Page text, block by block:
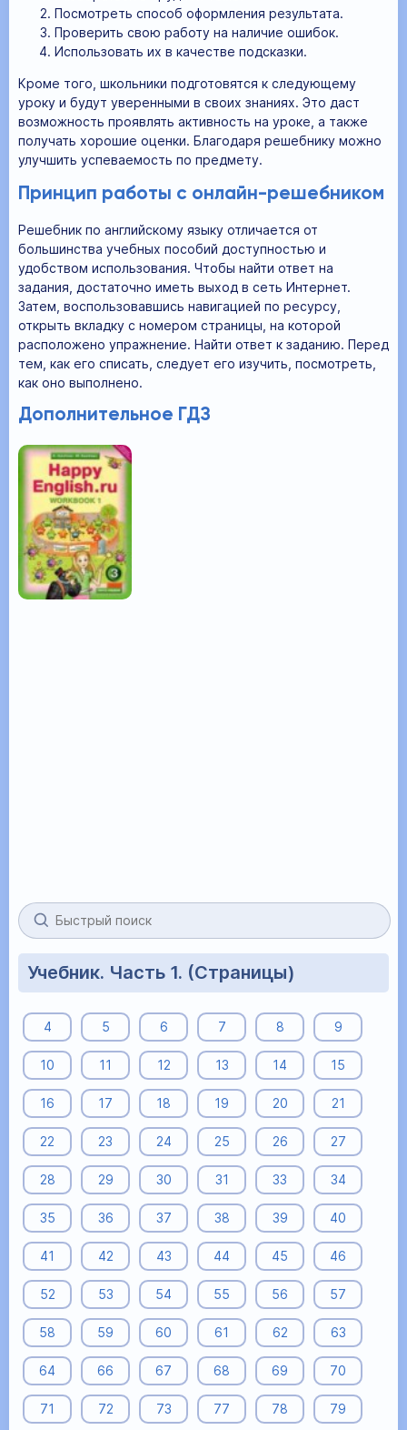
Посмотреть способ оформления результата.
Проверить свою работу на наличие ошибок.
Использовать их в качестве подсказки.
Кроме того, школьники подготовятся к следующему
уроку и будут уверенными в своих знаниях. Это даст
возможность проявлять активность на уроке, а также
получать хорошие оценки. Благодаря решебнику можно
улучшить успеваемость по предмету.
Принцип работы с онлайн-решебником
Решебник по английскому языку отличается от
большинства учебных пособий доступностью и
удобством использования. Чтобы найти ответ на
задания, достаточно иметь выход в сеть Интернет.
Затем, воспользовавшись навигацией по ресурсу,
открыть вкладку с номером страницы, на которой
расположено упражнение. Найти ответ к заданию. Перед
тем, как его списать, следует его изучить, посмотреть,
как оно выполнено.
Дополнительное ГДЗ
Учебник. Часть 1. (Страницы)
4 5 6 7 8 9
10 11 12 13 14 15
16 17 18 19 20 21
22 23 24 25 26 27
28 29 30 31 33 34
35 36 37 38 39 40
41 42 43 44 45 46
52 53 54 55 56 57
58 59 60 61 62 63
64 66 67 68 69 70
71 72 73 77 78 79